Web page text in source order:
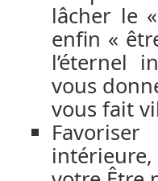
lâcher le
enfin «
l’éternel
vous
vous fait